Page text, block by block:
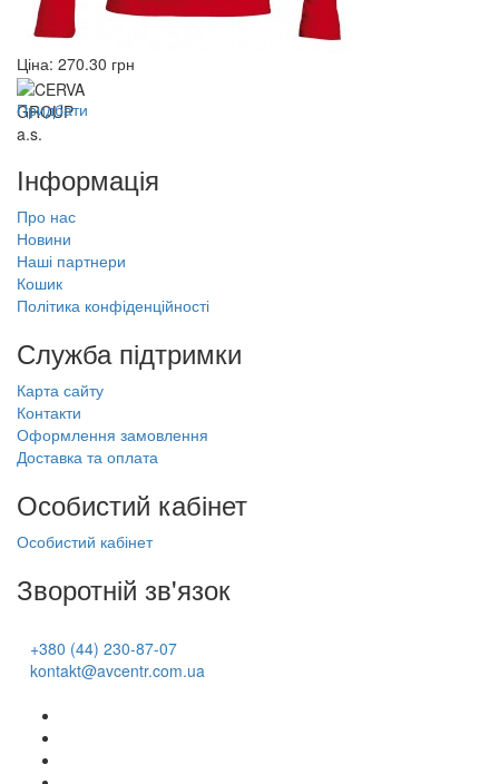
Ціна: 270.30 грн
Придбати
Інформація
Про нас
Новини
Наші партнери
Кошик
Політика конфіденційності
Служба підтримки
Карта сайту
Контакти
Оформлення замовлення
Доставка та оплата
Особистий кабінет
Особистий кабінет
Зворотній зв'язок
+380 (44) 230-87-07
kontakt@avcentr.com.ua